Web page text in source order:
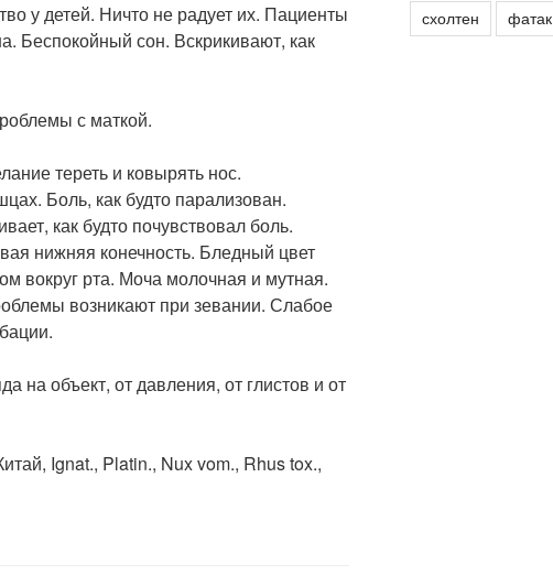
у детей. Ничто не радует их. Пациенты
Беспокойный сон. Вскрикивают, как
с маткой.
тереть и ковырять нос.
Боль, как будто парализован.
как будто почувствовал боль.
нижняя конечность. Бледный цвет
вокруг рта. Моча молочная и мутная.
возникают при зевании. Слабое
на объект, от давления, от глистов и от
Ignat., Platin., Nux vom., Rhus tox.,
схолтен
фатак